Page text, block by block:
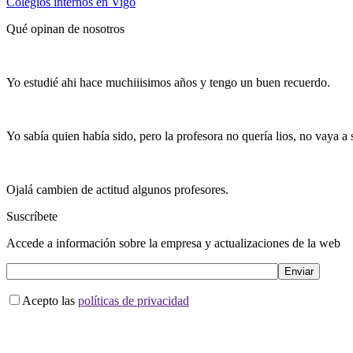
Qué opinan de nosotros
Yo estudié ahi hace muchiiisimos años y tengo un buen recuerdo.
Yo sabía quien había sido, pero la profesora no quería lios, no vaya a
Ojalá cambien de actitud algunos profesores.
Suscríbete
Accede a información sobre la empresa y actualizaciones de la web
Acepto las políticas de privacidad